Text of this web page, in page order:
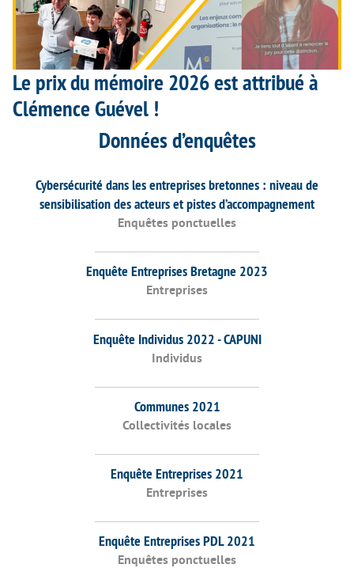
Le prix du mémoire 2026 est attribué à
Clémence Guével !
Données d’enquêtes
Cybersécurité dans les entreprises bretonnes : niveau de
sensibilisation des acteurs et pistes d’accompagnement
Enquêtes ponctuelles
Enquête Entreprises Bretagne 2023
Entreprises
Enquête Individus 2022 - CAPUNI
Individus
Communes 2021
Collectivités locales
Enquête Entreprises 2021
Entreprises
Enquête Entreprises PDL 2021
Enquêtes ponctuelles